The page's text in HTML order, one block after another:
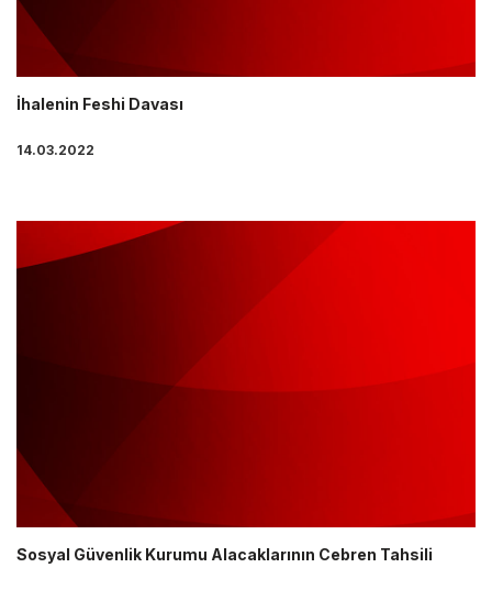
İhalenin Feshi Davası
14.03.2022
Sosyal Güvenlik Kurumu Alacaklarının Cebren Tahsili